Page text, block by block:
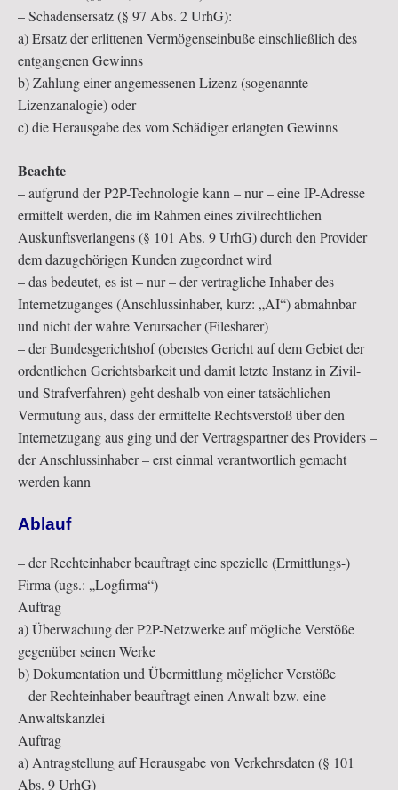
– Schadensersatz (§ 97 Abs. 2 UrhG):
a) Ersatz der erlittenen Vermögenseinbuße einschließlich des
entgangenen Gewinns
b) Zahlung einer angemessenen Lizenz (sogenannte
Lizenzanalogie) oder
c) die Herausgabe des vom Schädiger erlangten Gewinns
Beachte
– aufgrund der P2P-Technologie kann – nur – eine IP-Adresse
ermittelt werden, die im Rahmen eines zivilrechtlichen
Auskunftsverlangens (§ 101 Abs. 9 UrhG) durch den Provider
dem dazugehörigen Kunden zugeordnet wird
– das bedeutet, es ist – nur – der vertragliche Inhaber des
Internetzuganges (Anschlussinhaber, kurz: „AI“) abmahnbar
und nicht der wahre Verursacher (Filesharer)
– der Bundesgerichtshof (oberstes Gericht auf dem Gebiet der
ordentlichen Gerichtsbarkeit und damit letzte Instanz in Zivil-
und Strafverfahren) geht deshalb von einer tatsächlichen
Vermutung aus, dass der ermittelte Rechtsverstoß über den
Internetzugang aus ging und der Vertragspartner des Providers –
der Anschlussinhaber – erst einmal verantwortlich gemacht
werden kann
Ablauf
– der Rechteinhaber beauftragt eine spezielle (Ermittlungs-)
Firma (ugs.: „Logfirma“)
Auftrag
a) Überwachung der P2P-Netzwerke auf mögliche Verstöße
gegenüber seinen Werke
b) Dokumentation und Übermittlung möglicher Verstöße
– der Rechteinhaber beauftragt einen Anwalt bzw. eine
Anwaltskanzlei
Auftrag
a) Antragstellung auf Herausgabe von Verkehrsdaten (§ 101
Abs. 9 UrhG)